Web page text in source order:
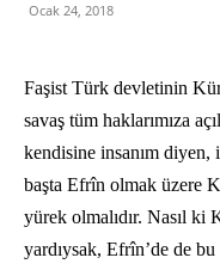
Ocak 24, 2018
Faşist Türk devletinin
savaş tüm haklarımıza
kendisine insanım diyen,
başta Efrîn olmak üzere
yürek olmalıdır. Nasıl ki
yardıysak, Efrîn’de de bu